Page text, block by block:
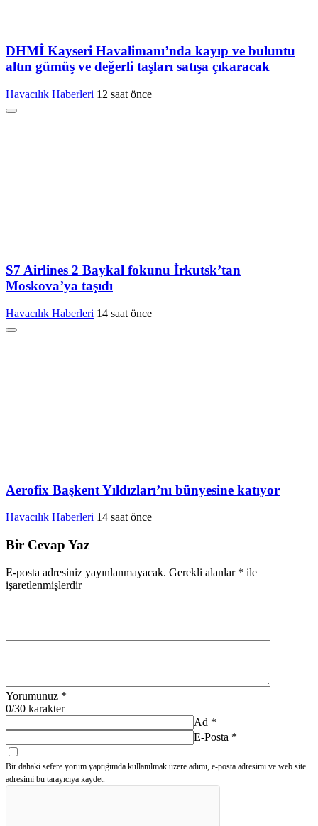
DHMİ Kayseri Havalimanı’nda kayıp ve buluntu
altın gümüş ve değerli taşları satışa çıkaracak
Havacılık Haberleri 12 saat önce
S7 Airlines 2 Baykal fokunu İrkutsk’tan
Moskova’ya taşıdı
Havacılık Haberleri 14 saat önce
Aerofix Başkent Yıldızları’nı bünyesine katıyor
Havacılık Haberleri 14 saat önce
Bir Cevap Yaz
E-posta adresiniz yayınlanmayacak. Gerekli alanlar * ile
işaretlenmişlerdir
Yorumunuz *
0/30 karakter
Ad *
E-Posta *
Bir dahaki sefere yorum yaptığımda kullanılmak üzere adımı, e-posta adresimi ve web site
adresimi bu tarayıcıya kaydet.